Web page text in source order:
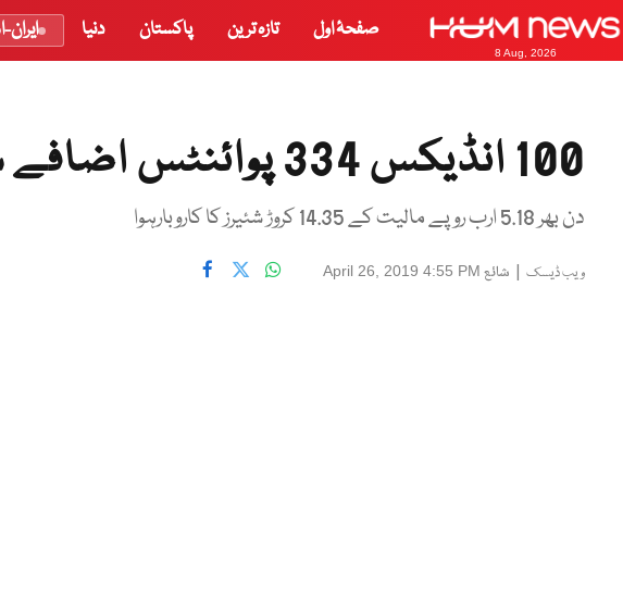
8 Aug, 2026
صفحۂ اول تازہ ترین پاکستان دنیا
100 انڈیکس 334 پوائنٹس اضافے سے 37130 پر بند
دن بھر 5.18 ارب روپے مالیت کے 14.35 کروڑ شئیرز کا کاروبارہوا
ویب ڈیسک | شائع April 26, 2019 4:55 PM